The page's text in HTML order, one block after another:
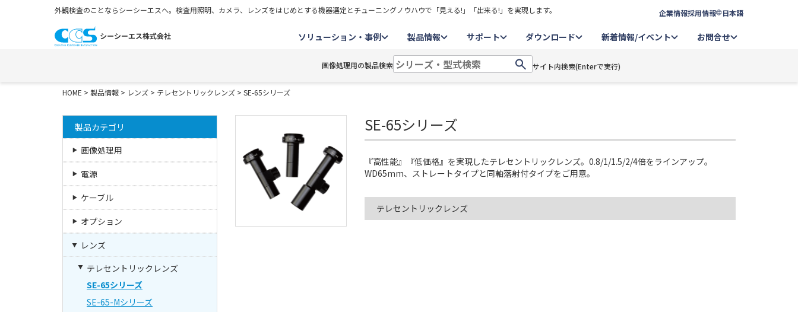
外観検査のことならシーシーエスへ。検査用照明、カメラ、レンズをはじめとする機器選定とチューニングノウハウで「見える!」「出来る!」を実現します。 企業情報採用情報 日本語
ソリューション・事例 製品情報 サポート ダウンロード 新着情報/イベント お問合せ
画像処理用の製品検索 サイト内検索(Enterで実行)
HOME > 製品情報 > レンズ > テレセントリックレンズ > SE-65シリーズ
SE-65シリーズ
『高性能』『低価格』を実現したテレセントリックレンズ。0.8/1/1.5/2/4倍をラインアップ。
WD65mm、ストレートタイプと同軸落射付タイプをご用意。
テレセントリックレンズ
製品カテゴリ
画像処理用
電源
ケーブル
オプション
レンズ
テレセントリックレンズ
SE-65シリーズ
SE-65-Mシリーズ